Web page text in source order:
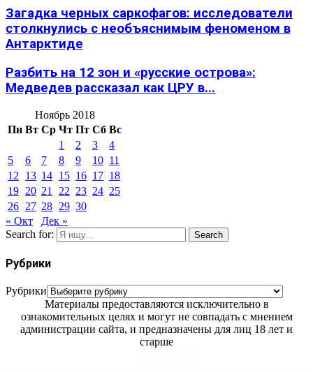
Загадка черных саркофагов: исследователи
столкнулись с необъяснимым феноменом в
Антарктиде
Разбить на 12 зон и «русские острова»:
Медведев рассказал как ЦРУ в...
Ноябрь 2018
Пн Вт Ср Чт Пт Сб Вс
1
2 3
4
5
6 7 8 9 10 11
12
13 14 15 16 17 18
19 20 21 22 23 24 25
26 27 28 29 30
« Окт
Дек »
Search for:
Search
Рубрики
Рубрики
Материалы предоставляются исключительно в
ознакомительных целях и могут не совпадать с мнением
администрации сайта, и предназначены для лиц 18 лет и
старше